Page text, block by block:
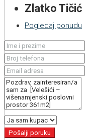
Zlatko Tičić
Pogledaj ponudu
Pošalji poruku